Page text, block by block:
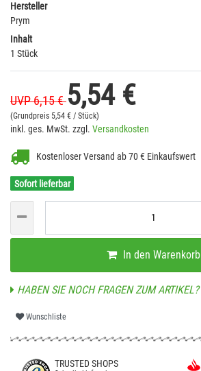
Hersteller
Prym
Inhalt
1 Stück
UVP 6,15 €5,54 €
(Grundpreis 5,54 € / Stück)
inkl. ges. MwSt. zzgl. Versandkosten
Kostenloser Versand ab 70 € Einkaufswert
Sofort lieferbar
In den Warenkorb
HABEN SIE NOCH FRAGEN ZUM ARTIKEL?
Wunschliste
TRUSTED SHOPS